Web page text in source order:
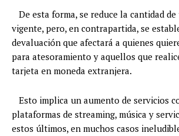
De esta forma, se reduce la cantidad
vigente, pero, en contrapartida, se
devaluación que afectará a quienes
para atesoramiento y aquellos que
tarjeta en moneda extranjera.
Esto implica un aumento de servicios
plataformas de streaming, música y
estos últimos, en muchos casos